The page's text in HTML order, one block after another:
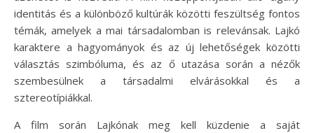
identitás és a különböző kultúrák közötti feszültség fontos
témák, amelyek a mai társadalomban is relevánsak. Lajkó
karaktere a hagyományok és az új lehetőségek közötti
választás szimbóluma, és az ő utazása során a nézők
szembesülnek a társadalmi elvárásokkal és a
sztereotípiákkal.
A film során Lajkónak meg kell küzdenie a saját